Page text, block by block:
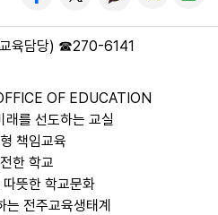
교육담당) ☎270-6141
OF EDUCATION
래를 선도하는 교실
책임교육
한 학교
뜻한 학교문화
는 전주교육생태계